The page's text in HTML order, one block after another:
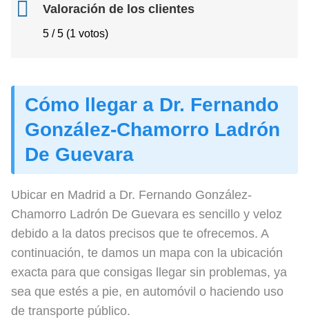
Valoración de los clientes
5 / 5 (1 votos)
Cómo llegar a Dr. Fernando
González-Chamorro Ladrón
De Guevara
Ubicar en Madrid a Dr. Fernando González-
Chamorro Ladrón De Guevara es sencillo y veloz
debido a la datos precisos que te ofrecemos. A
continuación, te damos un mapa con la ubicación
exacta para que consigas llegar sin problemas, ya
sea que estés a pie, en automóvil o haciendo uso
de transporte público.